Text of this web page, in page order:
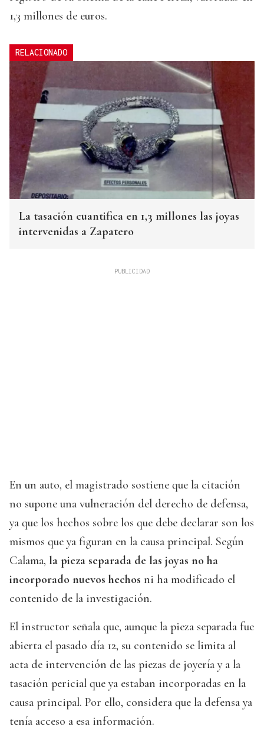
1,3 millones de euros.
RELACIONADO
La tasación cuantifica en 1,3 millones las joyas
intervenidas a Zapatero
En un auto, el magistrado sostiene que la citación
no supone una vulneración del derecho de defensa,
ya que los hechos sobre los que debe declarar son los
mismos que ya figuran en la causa principal. Según
Calama, la pieza separada de las joyas no ha
incorporado nuevos hechos ni ha modificado el
contenido de la investigación.
El instructor señala que, aunque la pieza separada fue
abierta el pasado día 12, su contenido se limita al
acta de intervención de las piezas de joyería y a la
tasación pericial que ya estaban incorporadas en la
causa principal. Por ello, considera que la defensa ya
tenía acceso a esa información.